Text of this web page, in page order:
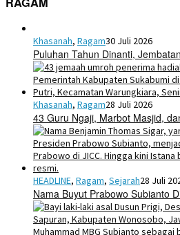
Khasanah, Ragam30 Juli 2026
Puluhan Tahun Dinanti,
Khasanah, Ragam28 Juli 2026
43 Guru Ngaji, Marbot Masjid,
HEADLINE, Ragam, Sejarah28 Juli
Nama Buyut Prabowo Subianto